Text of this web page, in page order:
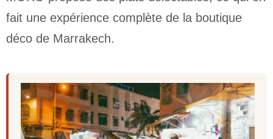
fait une expérience complète de la boutique
déco de Marrakech.